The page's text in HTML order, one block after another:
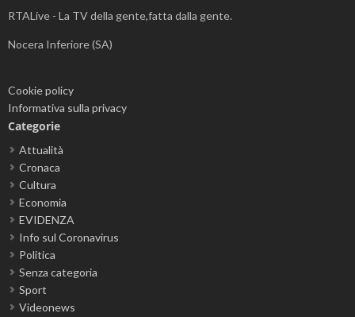
RTALive - La TV della gente,fatta dalla gente.
Nocera Inferiore (SA)
Cookie policy
Informativa sulla privacy
Categorie
Attualità
Cronaca
Cultura
Economia
EVIDENZA
Info sul Coronavirus
Politica
Senza categoria
Sport
Videonews